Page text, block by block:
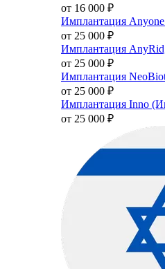
от 16 000 ₽
Имплантация
от 25 000 ₽
Имплантация
от 25 000 ₽
Имплантация
от 25 000 ₽
Имплантация Inno
от 25 000 ₽